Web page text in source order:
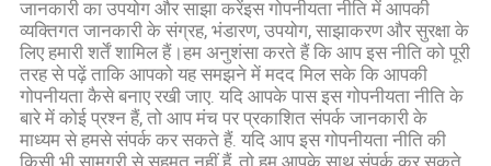
कारखाने
का
दौरा
जानकारी का उपयोग और साझा करेंइस गोपनीयता नीति में आपकी
व्यक्तिगत जानकारी के संग्रह, भंडारण, उपयोग, साझाकरण और सुरक्षा के
लिए हमारी शर्तें शामिल हैं।हम अनुशंसा करते हैं कि आप इस नीति को पूरी
तरह से पढ़ें ताकि आपको यह समझने में मदद मिल सके कि आपकी
गोपनीयता कैसे बनाए रखी जाए. यदि आपके पास इस गोपनीयता नीति के
बारे में कोई प्रश्न हैं, तो आप मंच पर प्रकाशित संपर्क जानकारी के
माध्यम से हमसे संपर्क कर सकते हैं. यदि आप इस गोपनीयता नीति की
किसी भी सामग्री से सहमत नहीं हैं, तो हम आपके साथ संपर्क कर सकते